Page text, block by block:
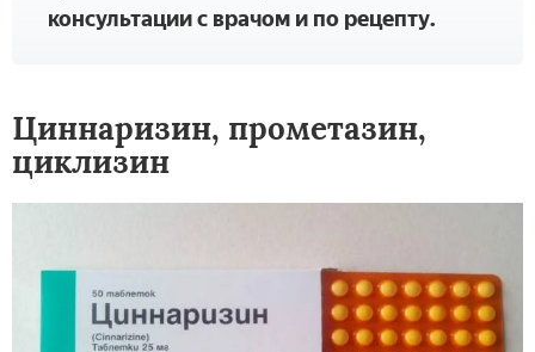
консультации с врачом и по рецепту.
Циннаризин, прометазин,
циклизин